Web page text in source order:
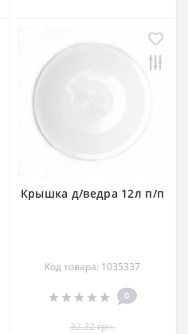
Крышка д/ведра 12л п/п
Код товара: 1035337
0
32.22 грн.